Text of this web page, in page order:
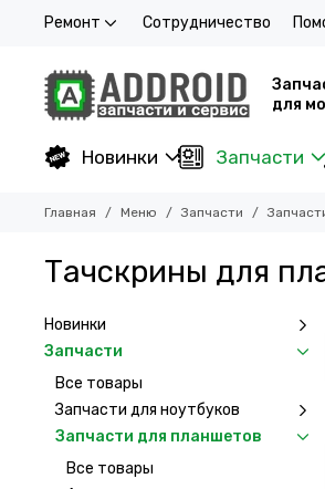
Ремонт Сотрудничество
для
Новинки Запчасти
Главная Меню Запчасти
Тачскрины для
Новинки
Запчасти
Все товары
Запчасти для ноутбуков
Запчасти для планшетов
Все товары